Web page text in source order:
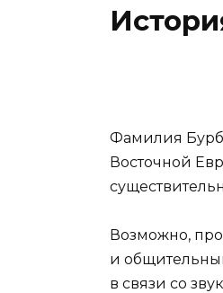
Фамилия
Восточной
Возможно,
и
в связи со